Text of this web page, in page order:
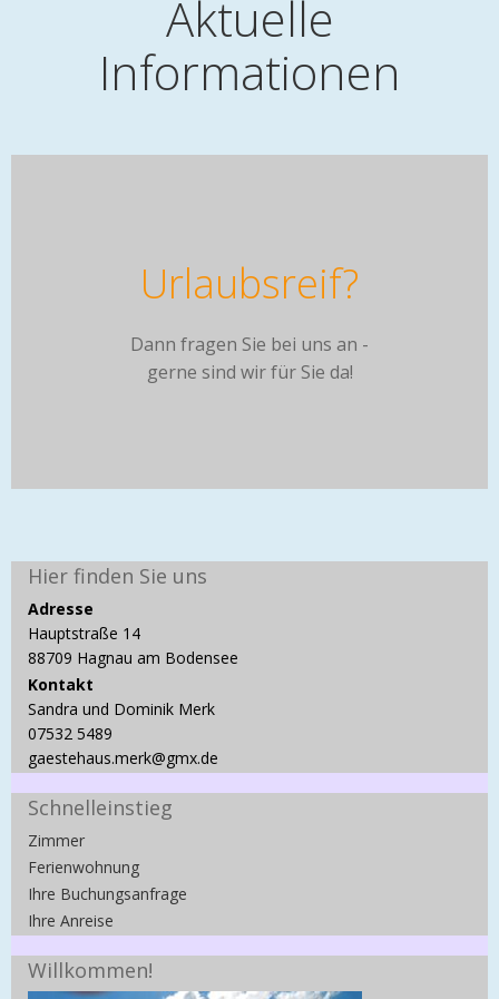
Aktuelle
Informationen
Urlaubsreif?
Dann fragen Sie bei uns an -
gerne sind wir für Sie da!
Hier finden Sie uns
Adresse
Hauptstraße 14
88709 Hagnau am Bodensee
Kontakt
Sandra und Dominik Merk
07532 5489
gaestehaus.merk@gmx.de
Schnelleinstieg
Zimmer
Ferienwohnung
Ihre Buchungsanfrage
Ihre Anreise
Willkommen!